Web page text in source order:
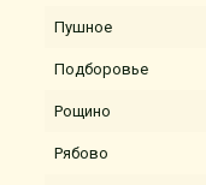
Пушное
Подборовье
Рощино
Рябово